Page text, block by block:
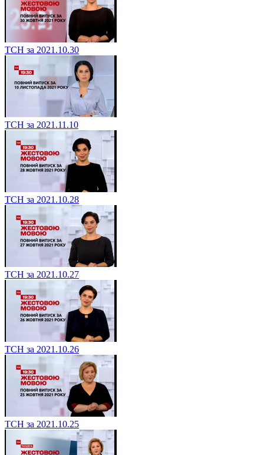
ТСН за 2021.10.30
ТСН за 2021.11.10
ТСН за 2021.10.28
ТСН за 2021.10.27
ТСН за 2021.10.26
ТСН за 2021.10.25